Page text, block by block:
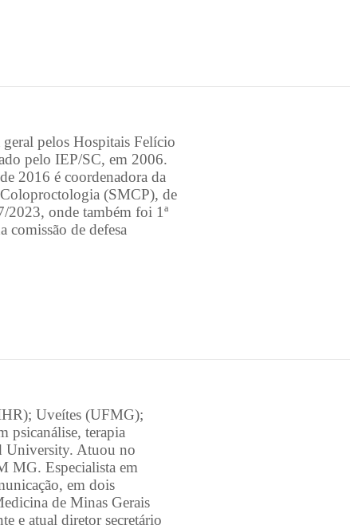
pelos Hospitais Felício
pelo IEP/SC, em 2006.
2016 é coordenadora da
(SMCP), de
onde também foi 1ª
de defesa
Uveítes (UFMG);
psicanálise, terapia
University. Atuou no
MG. Especialista em
em dois
de Minas Gerais
e atual diretor secretário